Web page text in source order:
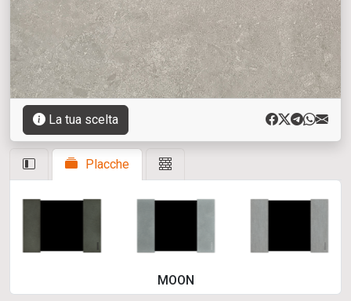
La tua scelta
Placche
MOON